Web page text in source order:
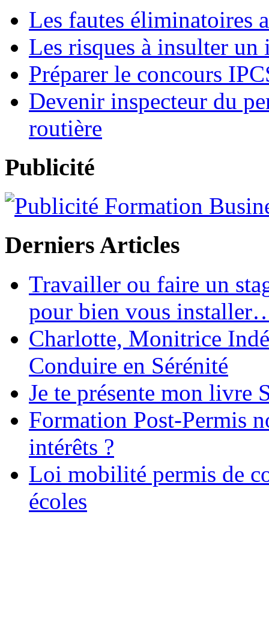
Les fautes éliminatoires
Les risques à insulter
Préparer le concours
Devenir inspecteur du
routière
Publicité
Derniers Articles
Travailler ou faire un
pour bien vous
Charlotte, Monitrice
Conduire en Sérénité
Je te présente mon livre
Formation Post-Permis
intérêts ?
Loi mobilité permis de
écoles